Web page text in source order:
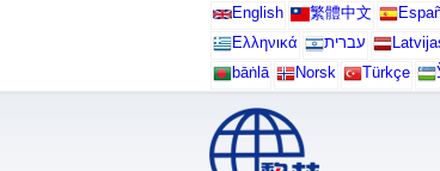
English 繁體中文
Ελληνικά
עברית
bāṅlā
Norsk Türkçe